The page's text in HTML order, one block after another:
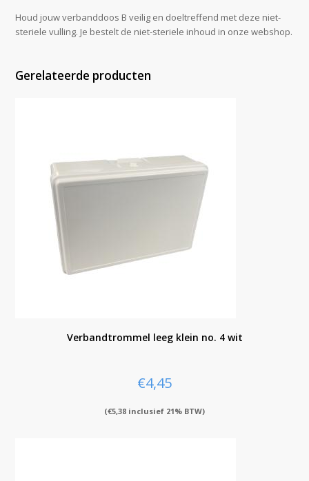
Houd jouw verbanddoos B veilig en doeltreffend met deze niet-
steriele vulling. Je bestelt de niet-steriele inhoud in onze webshop.
Gerelateerde producten
Verbandtrommel leeg klein no. 4 wit
€4,45
(€5,38 inclusief 21% BTW)